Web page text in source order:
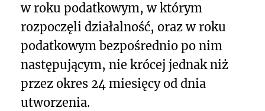
w roku podatkowym, w którym
rozpoczęli działalność, oraz w roku
podatkowym bezpośrednio po nim
następującym, nie krócej jednak niż
przez okres 24 miesięcy od dnia
utworzenia.